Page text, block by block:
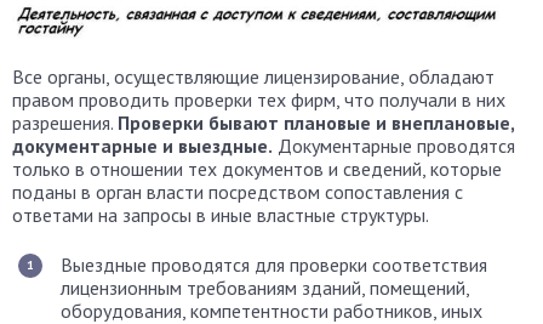
Все органы, осуществляющие лицензирование, обладают
правом проводить проверки тех фирм, что получали в них
разрешения. Проверки бывают плановые и внеплановые,
документарные и выездные. Документарные проводятся
только в отношении тех документов и сведений, которые
поданы в орган власти посредством сопоставления с
ответами на запросы в иные властные структуры.
Выездные проводятся для проверки соответствия
лицензионным требованиям зданий, помещений,
оборудования, компетентности работников, иных